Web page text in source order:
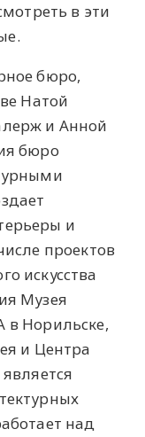
в эти
бюро,
Натой
и Анной
бюро
и
проектов
искусства
Музея
в Норильске,
и Центра
над